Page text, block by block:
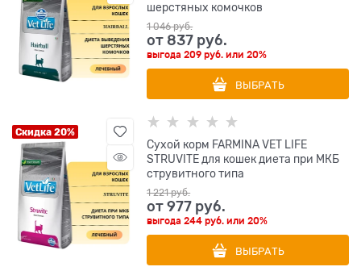
шерстяных комочков
1 046 руб.
от 837 руб.
выгода209 руб. или20%
ВЫБРАТЬ
Скидка 20%
Сухой корм FARMINA VET LIFE
STRUVITE для кошек диета при МКБ
струвитного типа
1 221 руб.
от977 руб.
выгода244 руб. или20%
ВЫБРАТЬ